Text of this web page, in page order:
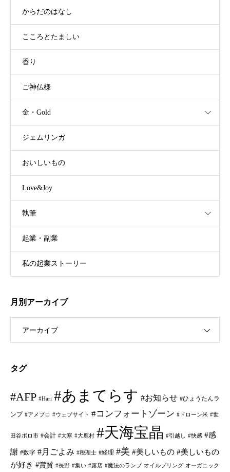
からだのはなし
こころとたましい
香り
ご神仏様
金・Gold
ジェムリンガ
おいしいもの
Love&Joy
執筆
起業・副業
私の起業ストーリー
月別アーカイブ
アーカイブ
タグ
#AFP #Hari #あまてらす #お知らせ #ひょうたんラ
ンプ #アメブロ #ウェブサイト #コンフォートゾーン #ドローン米 #世
田谷ボロ市 #会計 #大寒 #大鹿村 #天海宝晶 #引越し #快感 #感
謝 #数字 #月ごよみ #税理士 #経理 #美 #美しいもの #美しいもの
が好き #賞賛 #長野 #集い #露店 #魔法のランプ オイルプリング オーガニック